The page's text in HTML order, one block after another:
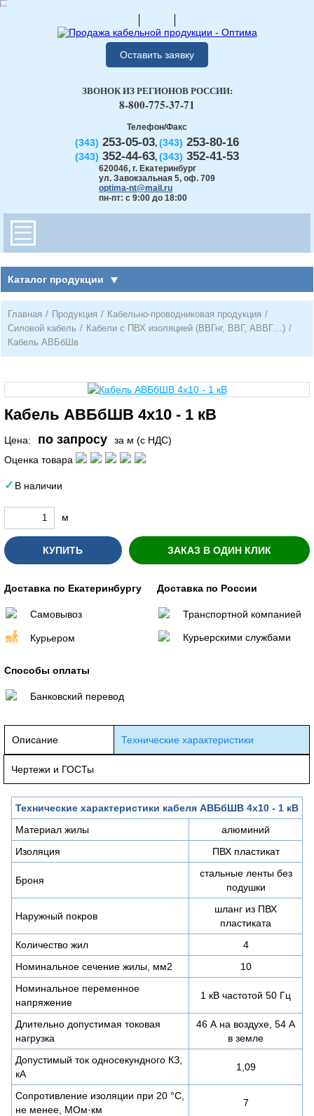
Оставить заявку
Телефон/Факс
(343) 253-05-03, (343) 253-80-16
(343) 352-44-63, (343) 352-41-53
620046, г. Екатеринбург
ул. Завокзальная 5, оф. 709
optima-nt@mail.ru
пн-пт: с 9:00 до 18:00
ЗВОНОК ИЗ РЕГИОНОВ РОССИИ:
8-800-775-37-71
Каталог продукции
Главная / Продукция / Кабельно-проводниковая продукция /
Силовой кабель / Кабели с ПВХ изоляцией (ВВГнг, ВВГ, АВВГ…) /
Кабель АВБбШв
Кабель АВБбШВ 4х10 - 1 кВ
Цена: по запросу
за м (с НДС)
Оценка товара
В наличии
м
КУПИТЬ ЗАКАЗ В ОДИН КЛИК
Доставка по Екатеринбургу
Самовывоз
Курьером
Доставка по России
Транспортной компанией
Курьерскими службами
Способы оплаты
Банковский перевод
Описание Технические характеристики
Чертежи и ГОСТы
Технические характеристики кабеля АВБбШВ 4х10 - 1 кВ
Материал жилы
алюминий
Изоляция
ПВХ пластикат
Броня
стальные ленты без
подушки
Наружный покров
шланг из ПВХ
пластиката
Количество жил
4
Номинальное сечение жилы, мм2
10
Номинальное переменное
напряжение
1 кВ частотой 50 Гц
Длительно допустимая токовая
нагрузка
46 А на воздухе, 54 А
в земле
Допустимый ток односекундного КЗ,
кА
1,09
Сопротивление изоляции при 20 °С,
не менее, МОм·км
7